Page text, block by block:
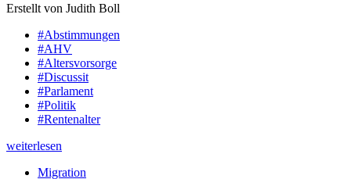
Erstellt von Judith Boll
#Abstimmungen
#AHV
#Altersvorsorge
#Discussit
#Parlament
#Politik
#Rentenalter
weiterlesen
Migration